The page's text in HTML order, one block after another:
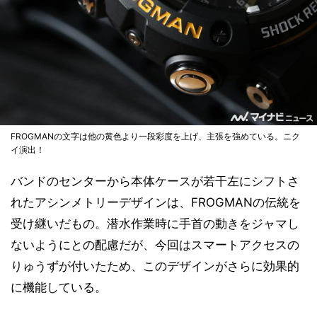
FROGMANの文字は他の黄色より一段彩度を上げ、主張を強めている。ニク
イ演出！
バンドのセンターから本体ケースが若干左にシフトさ
れたアシンメトリーデザインは、FROGMANの伝統を
受け継いだもの。潜水作業時に手首の動きをジャマし
ないようにとの配慮だが、今回はスマートアクセスの
りゅうずが付いたため、このデザインがさらに効果的
に機能している。